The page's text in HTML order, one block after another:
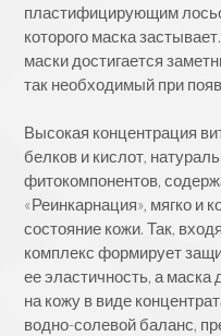
пластифицирующим
которого маска
маски достигается
так необходимый при
Высокая концентрация
белков и кислот,
фитокомпонентов,
«Реинкарнация», мягко и
состояние кожи. Так,
комплекс формирует
ее эластичность, а
на кожу в виде
водно-солевой баланс,